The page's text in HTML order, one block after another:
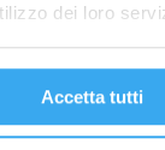
dei loro
Accetta tutti
Investigator
Consultant